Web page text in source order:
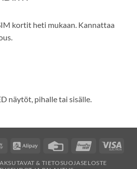
kortit heti mukaan. Kannattaa
näytöt, pihalle tai sisälle.
Cash
Alipay
Credit
UnionPayVisa
& TIETOSUOJASELOSTE